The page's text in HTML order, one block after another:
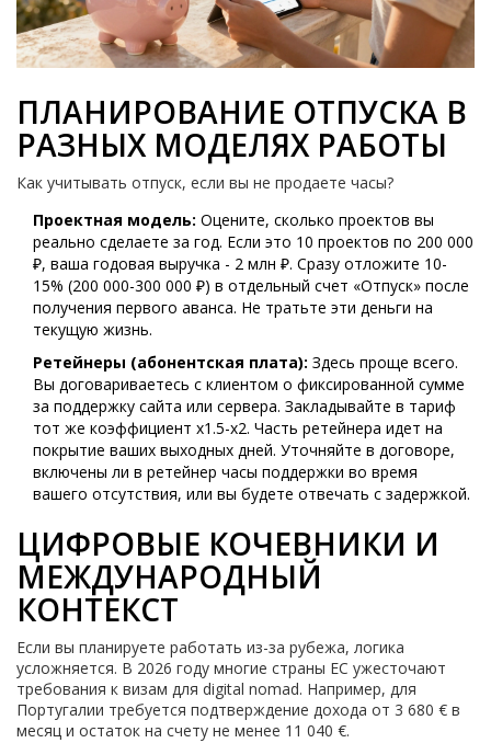
ПЛАНИРОВАНИЕ ОТПУСКА В
РАЗНЫХ МОДЕЛЯХ РАБОТЫ
Как учитывать отпуск, если вы не продаете часы?
Проектная модель: Оцените, сколько проектов вы
реально сделаете за год. Если это 10 проектов по 200 000
₽, ваша годовая выручка - 2 млн ₽. Сразу отложите 10-
15% (200 000-300 000 ₽) в отдельный счет «Отпуск» после
получения первого аванса. Не тратьте эти деньги на
текущую жизнь.
Ретейнеры (абонентская плата): Здесь проще всего.
Вы договариваетесь с клиентом о фиксированной сумме
за поддержку сайта или сервера. Закладывайте в тариф
тот же коэффициент x1.5-x2. Часть ретейнера идет на
покрытие ваших выходных дней. Уточняйте в договоре,
включены ли в ретейнер часы поддержки во время
вашего отсутствия, или вы будете отвечать с задержкой.
ЦИФРОВЫЕ КОЧЕВНИКИ И
МЕЖДУНАРОДНЫЙ
КОНТЕКСТ
Если вы планируете работать из-за рубежа, логика
усложняется. В 2026 году многие страны ЕС ужесточают
требования к визам для digital nomad. Например, для
Португалии требуется подтверждение дохода от 3 680 € в
месяц и остаток на счету не менее 11 040 €.